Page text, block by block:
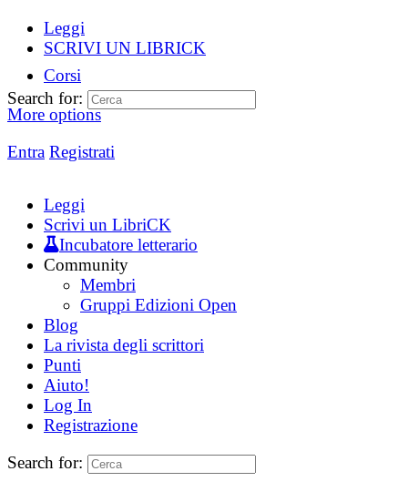
Leggi
SCRIVI UN LIBRICK
Corsi
More options
Entra Registrati
Search for:
Leggi
Scrivi un LibriCK
Incubatore letterario
Community
Membri
Gruppi Edizioni Open
Blog
La rivista degli scrittori
Punti
Aiuto!
Log In
Registrazione
Search for: